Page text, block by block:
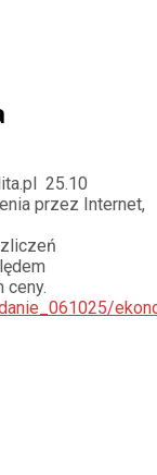
25.10
przez Internet,
ceny.